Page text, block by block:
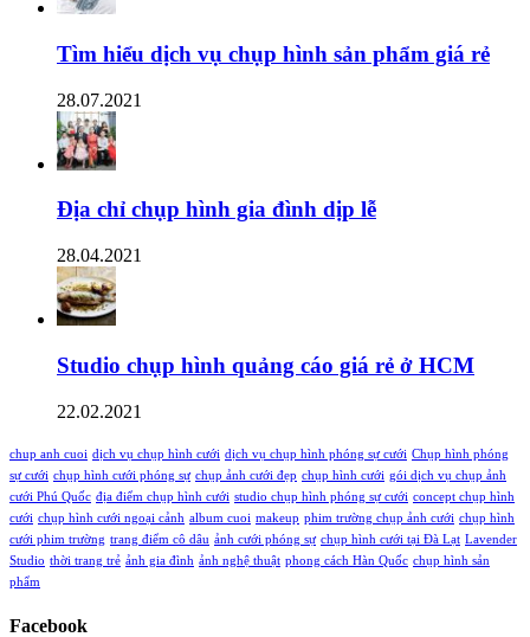
Tìm hiểu dịch vụ chụp hình sản phẩm giá rẻ
28.07.2021
Địa chỉ chụp hình gia đình dịp lễ
28.04.2021
Studio chụp hình quảng cáo giá rẻ ở HCM
22.02.2021
chup anh cuoi dịch vụ chụp hình cưới dịch vụ chụp hình phóng sự cưới Chụp hình phóng
sự cưới chụp hình cưới phóng sự chụp ảnh cưới đẹp chụp hình cưới gói dịch vụ chụp ảnh
cưới Phú Quốc địa điểm chụp hình cưới studio chụp hình phóng sự cưới concept chụp hình
cưới chụp hình cưới ngoại cảnh album cuoi makeup phim trường chụp ảnh cưới chụp hình
cưới phim trường trang điểm cô dâu ảnh cưới phóng sự chụp hình cưới tại Đà Lạt Lavender
Studio thời trang trẻ ảnh gia đình ảnh nghệ thuật phong cách Hàn Quốc chụp hình sản
phẩm
Facebook